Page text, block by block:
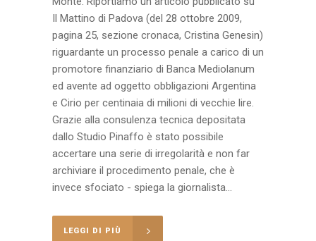
Il Mattino di Padova (del 28 ottobre 2009,
pagina 25, sezione cronaca, Cristina Genesin)
riguardante un processo penale a carico di un
promotore finanziario di Banca Mediolanum
ed avente ad oggetto obbligazioni Argentina
e Cirio per centinaia di milioni di vecchie lire.
Grazie alla consulenza tecnica depositata
dallo Studio Pinaffo è stato possibile
accertare una serie di irregolarità e non far
archiviare il procedimento penale, che è
invece sfociato - spiega la giornalista...
LEGGI DI PIÙ